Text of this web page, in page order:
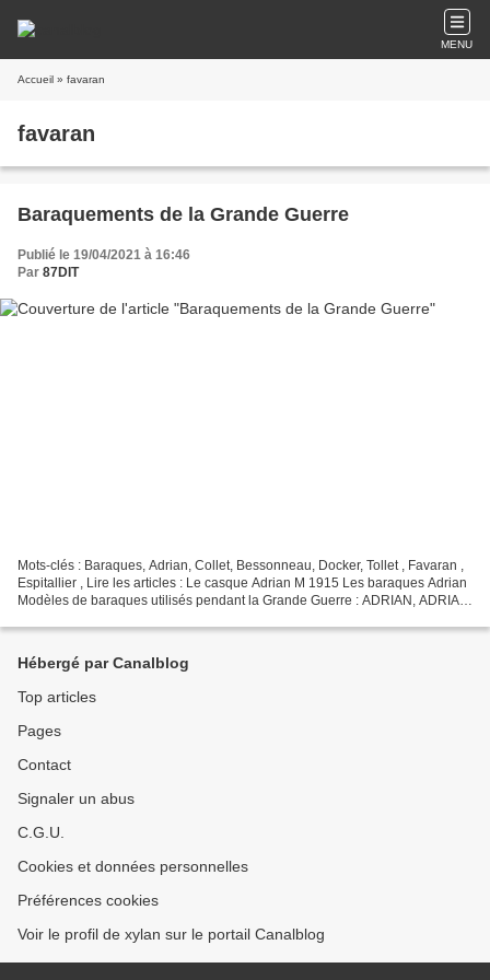
MENU
Accueil » favaran
favaran
Baraquements de la Grande Guerre
Publié le 19/04/2021 à 16:46
Par 87DIT
Mots-clés : Baraques, Adrian, Collet, Bessonneau, Docker, Tollet , Favaran ,
Espitallier , Lire les articles : Le casque Adrian M 1915 Les baraques Adrian
Modèles de baraques utilisés pendant la Grande Guerre : ADRIAN, ADRIAN
Hébergé par Canalblog
Top articles
Pages
Contact
Signaler un abus
C.G.U.
Cookies et données personnelles
Préférences cookies
Voir le profil de xylan sur le portail Canalblog